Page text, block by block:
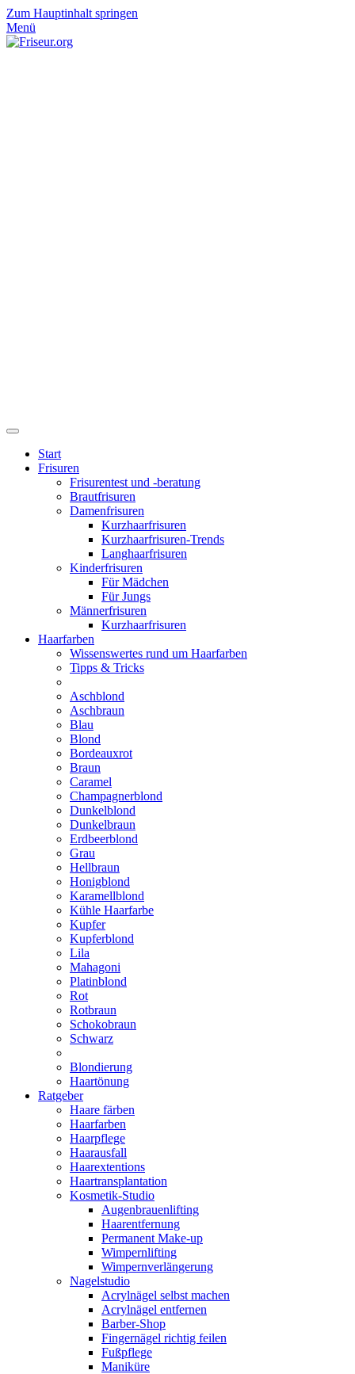
Zum Hauptinhalt springen
Menü
Start
Frisuren
Frisurentest und -beratung
Brautfrisuren
Damenfrisuren
Kurzhaarfrisuren
Kurzhaarfrisuren-Trends
Langhaarfrisuren
Kinderfrisuren
Für Mädchen
Für Jungs
Männerfrisuren
Kurzhaarfrisuren
Haarfarben
Wissenswertes rund um Haarfarben
Tipps & Tricks
Aschblond
Aschbraun
Blau
Blond
Bordeauxrot
Braun
Caramel
Champagnerblond
Dunkelblond
Dunkelbraun
Erdbeerblond
Grau
Hellbraun
Honigblond
Karamellblond
Kühle Haarfarbe
Kupfer
Kupferblond
Lila
Mahagoni
Platinblond
Rot
Rotbraun
Schokobraun
Schwarz
Blondierung
Haartönung
Ratgeber
Haare färben
Haarfarben
Haarpflege
Haarausfall
Haarextentions
Haartransplantation
Kosmetik-Studio
Augenbrauenlifting
Haarentfernung
Permanent Make-up
Wimpernlifting
Wimpernverlängerung
Nagelstudio
Acrylnägel selbst machen
Acrylnägel entfernen
Barber-Shop
Fingernägel richtig feilen
Fußpflege
Maniküre